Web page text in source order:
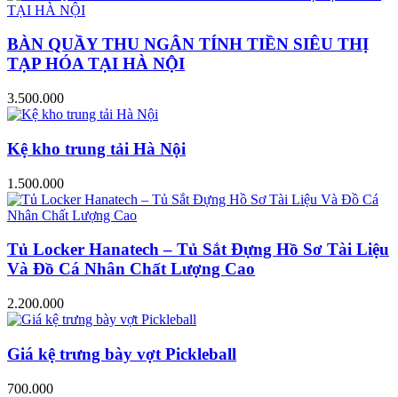
BÀN QUẦY THU NGÂN TÍNH TIỀN SIÊU THỊ
TẠP HÓA TẠI HÀ NỘI
3.500.000
Kệ kho trung tải Hà Nội
1.500.000
Tủ Locker Hanatech – Tủ Sắt Đựng Hồ Sơ Tài Liệu
Và Đồ Cá Nhân Chất Lượng Cao
2.200.000
Giá kệ trưng bày vợt Pickleball
700.000